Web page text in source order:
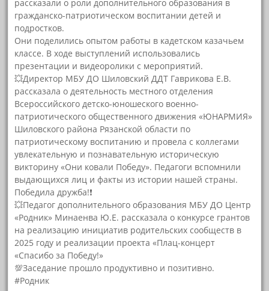
рассказали о роли дополнительного образования в
гражданско-патриотическом воспитании детей и
подростков.
Они поделились опытом работы в кадетском казачьем
классе. В ходе выступлений использовались
презентации и видеоролики с мероприятий.
💥Директор МБУ ДО Шиловский ДДТ Гаврикова Е.В.
рассказала о деятельность местного отделения
Всероссийского детско-юношеского военно-
патриотического общественного движения «ЮНАРМИЯ»
Шиловского района Рязанской области по
патриотическому воспитанию и провела с коллегами
увлекательную и познавательную историческую
викторину «Они ковали Победу». Педагоги вспомнили
выдающихся лиц и факты из истории нашей страны.
Победила дружба!❗
💥Педагог дополнительного образования МБУ ДО Центр
«Родник» Минаенва Ю.Е. рассказала о конкурсе грантов
на реализацию инициатив родительских сообществ в
2025 году и реализации проекта «Плац-концерт
«Спасибо за Победу!»
💯Заседание прошло продуктивно и позитивно.
#Родник